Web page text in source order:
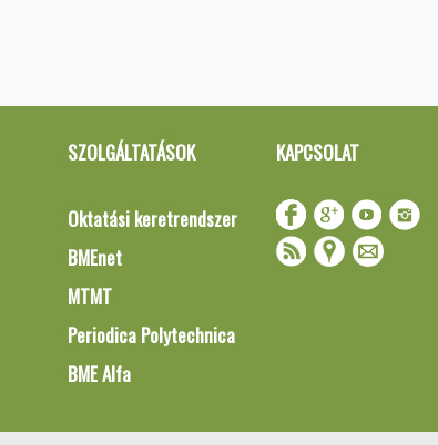
SZOLGÁLTATÁSOK
Oktatási keretrendszer
BMEnet
MTMT
Periodica Polytechnica
BME Alfa
KAPCSOLAT